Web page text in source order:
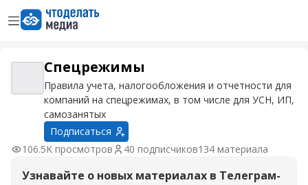
Открыть менюПерейти на главную страницу
Спецрежимы
Спецрежимы
Правила учета, налогообложения и отчетности для
компаний на спецрежимах, в том числе для УСН, ИП,
самозанятых
Подписаться
106.5K просмотров
40 подписчиков134 материала
Узнавайте о новых материалах в Телеграм-